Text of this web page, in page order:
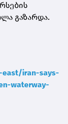
გაზარდა.
iran-says-
waterway-